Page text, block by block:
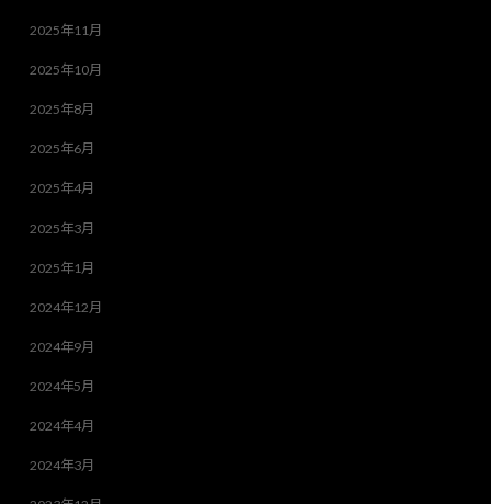
2025年11月
2025年10月
2025年8月
2025年6月
2025年4月
2025年3月
2025年1月
2024年12月
2024年9月
2024年5月
2024年4月
2024年3月